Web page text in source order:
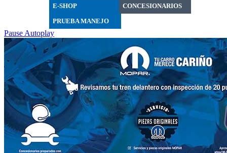
E-SHOP
CONCESIONARIOS
PRUEBA MANEJO
Pause Autoplay